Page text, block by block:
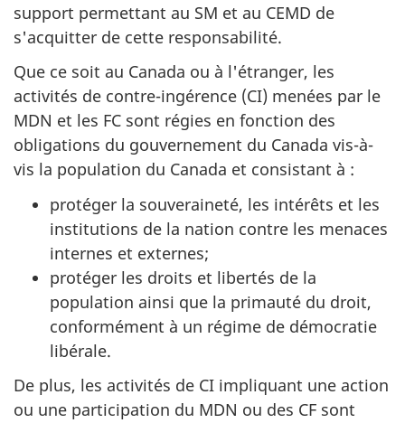
support permettant au SM et au CEMD de
s'acquitter de cette responsabilité.
Que ce soit au Canada ou à l'étranger, les
activités de contre-ingérence (CI) menées par le
MDN et les FC sont régies en fonction des
obligations du gouvernement du Canada vis-à-
vis la population du Canada et consistant à :
protéger la souveraineté, les intérêts et les
institutions de la nation contre les menaces
internes et externes;
protéger les droits et libertés de la
population ainsi que la primauté du droit,
conformément à un régime de démocratie
libérale.
De plus, les activités de CI impliquant une action
ou une participation du MDN ou des CF sont